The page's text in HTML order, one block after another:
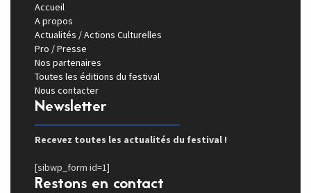
Accueil
A propos
Actualités / Actions Culturelles
Pro / Presse
Nos partenaires
Toutes les éditions du festival
Nous contacter
Newsletter
Recevez toutes les actualités du festival !
[sibwp_form id=1]
Restons en contact